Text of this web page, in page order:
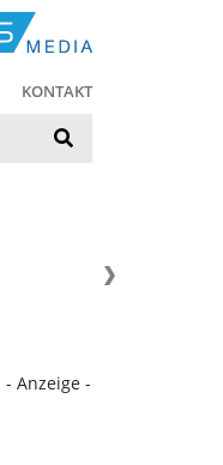
KONTAKT
- Anzeige -